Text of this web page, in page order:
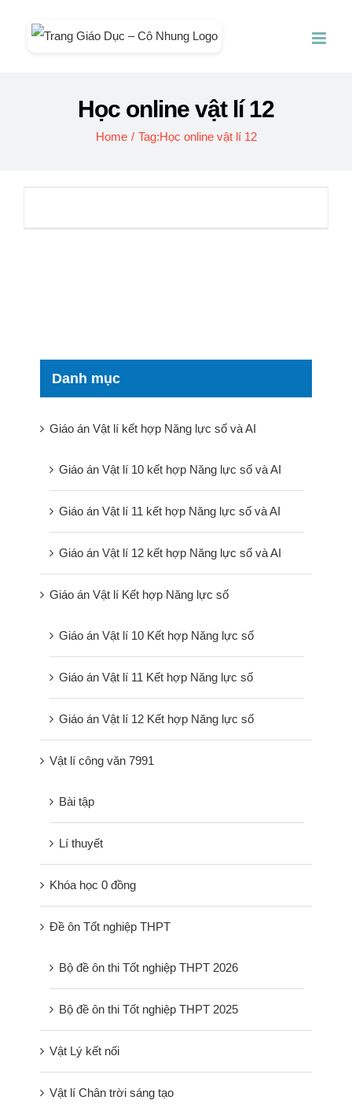
Học online vật lí 12
Home / Tag:Học online vật lí 12
Danh mục
Giáo án Vật lí kết hợp Năng lực số và AI
Giáo án Vật lí 10 kết hợp Năng lực số và AI
Giáo án Vật lí 11 kết hợp Năng lực số và AI
Giáo án Vật lí 12 kết hợp Năng lực số và AI
Giáo án Vật lí Kết hợp Năng lực số
Giáo án Vật lí 10 Kết hợp Năng lực số
Giáo án Vật lí 11 Kết hợp Năng lực số
Giáo án Vật lí 12 Kết hợp Năng lực số
Vật lí công văn 7991
Bài tập
Lí thuyết
Khóa học 0 đồng
Đề ôn Tốt nghiệp THPT
Bộ đề ôn thi Tốt nghiệp THPT 2026
Bộ đề ôn thi Tốt nghiệp THPT 2025
Vật Lý kết nối
Vật lí Chân trời sáng tạo